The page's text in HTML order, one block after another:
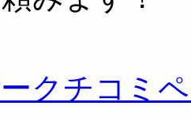
クチコミ